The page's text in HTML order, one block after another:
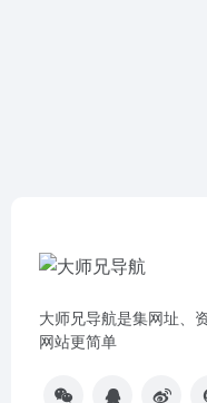
大师兄导航是集网址、
网站更简单